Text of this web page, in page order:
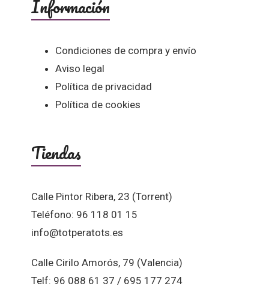
Información
Condiciones de compra y envío
Aviso legal
Política de privacidad
Política de cookies
Tiendas
Calle Pintor Ribera, 23 (Torrent)
Teléfono: 96 118 01 15
info@totperatots.es
Calle Cirilo Amorós, 79 (Valencia)
Telf: 96 088 61 37 / 695 177 274